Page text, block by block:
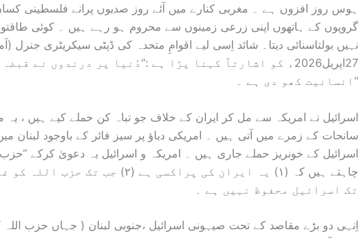
ہوس روز افزوں ہے ۔ مغربی کنارے میں آئے روز صدیوں پرانے فلسطینی کسان
گروپوں کے ہاتھوں اپنی زرعی زمینوں سے محروم ہو رہے ہیں ۔ کوئی
نہیں بولتاسنائی دیتا۔ شائد اِسی لیے اقوامِ متحدہ کی ڈپٹی سیکریٹری جنرل
27اپریل2026ء کو اشارتاً کہنا پڑا ہے :’’دُنیا پر درندوں
انسانیت کھو دی ہے ۔‘‘
اسرائیل نے امریکہ سے مل کر ایران کے خلاف جو تباہ کن حملے کیے ہیں ، یہ
سانحات کے زمرے میں آتی ہیں ۔ امریکی دباؤ پر سیز فائر کے باوجود لبنان
اسرائیل کے خونریز حملے جاری ہیں ۔ امریکہ و اسرائیل یہ دعویٰ کرکے
چاہتے ہیں کہ (۱) یہ ایران کی پراکسی
تک اسرائیل محفوظ نہیں ہے ۔
اِنہی دو بڑے مقاصد کے تحت صیہونی اسرائیل ،جنوبی لبنان ( جہاں حزب